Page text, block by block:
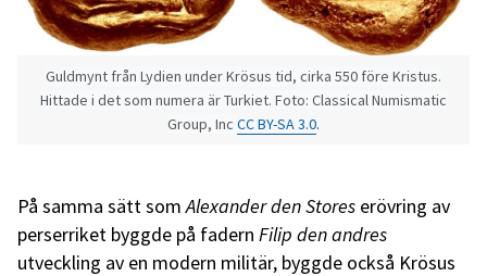
Guldmynt från Lydien under Krösus tid, cirka 550 före Kristus.
Hittade i det som numera är Turkiet. Foto: Classical Numismatic
Group, Inc CC BY-SA 3.0.
På samma sätt somAlexander den Stores erövring av
perserriket byggde på fadern Filip den andres
utveckling av en modern militär, byggde också Krösus